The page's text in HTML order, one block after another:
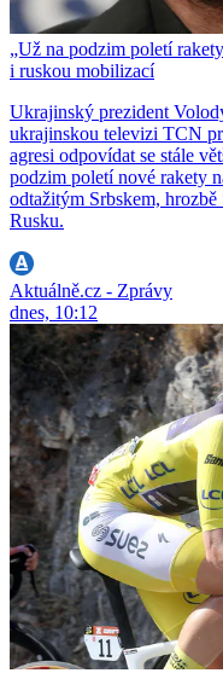
„Už na podzim poletí
i ruskou mobilizací
Ukrajinský prezident
ukrajinskou televizi TCN
agresi odpovídat se stále
podzim poletí nové rakety
odtažitým Srbskem,
Rusku.
Aktuálně.cz - Zprávy
dnes, 10:12